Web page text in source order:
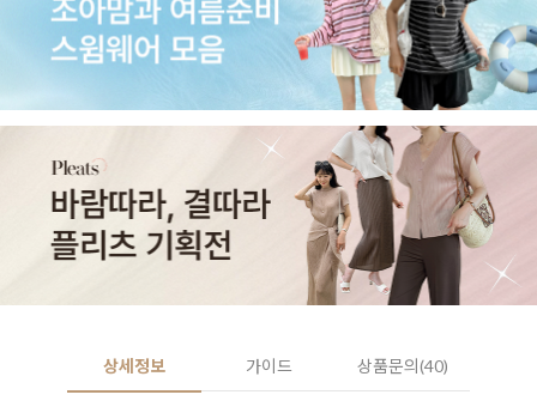
상세정보 가이드 상품문의(40)